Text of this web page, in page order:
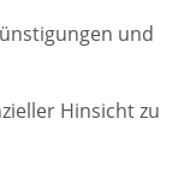
und
Hinsicht zu